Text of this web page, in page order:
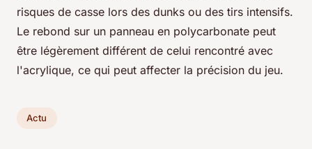
risques de casse lors des dunks ou des tirs intensifs.
Le rebond sur un panneau en polycarbonate peut
être légèrement différent de celui rencontré avec
l'acrylique, ce qui peut affecter la précision du jeu.
Actu